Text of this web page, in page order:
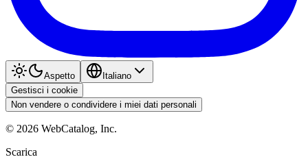
Aspetto
Italiano
Gestisci i cookie
Non vendere o condividere i miei dati personali
© 2026 WebCatalog, Inc.
Scarica